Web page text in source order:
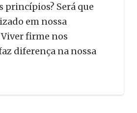
princípios? Será que
em nossa
Viver firme nos
diferença na nossa